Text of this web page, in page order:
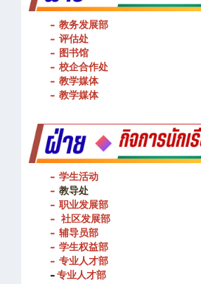
- 教务发展部
- 评估处
- 图书馆
- 校企合作处
- 教学媒体
- 教学媒体
- 学生活动
- 教导处
- 职业发展部
- 社区发展部
- 辅导员部
- 学生权益部
- 专业人才部
-专业人才部